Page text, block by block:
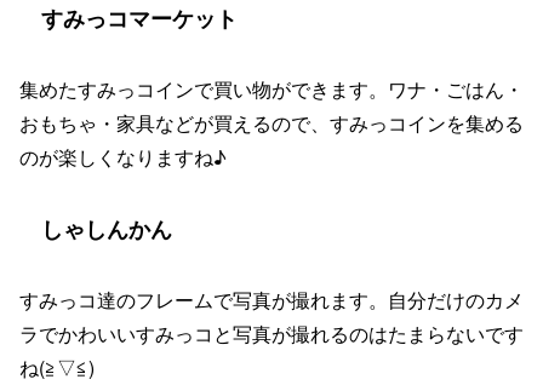
すみっコマーケット
集めたすみっコインで買い物ができます。ワナ・ごはん・
おもちゃ・家具などが買えるので、すみっコインを集める
のが楽しくなりますね♪
しゃしんかん
すみっコ達のフレームで写真が撮れます。自分だけのカメ
ラでかわいいすみっコと写真が撮れるのはたまらないです
ね(≧▽≦)